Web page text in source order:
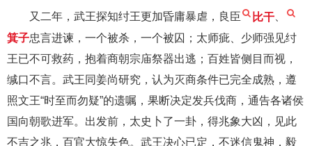
又二年，武王探知纣王更加昏庸暴虐，良臣 比干、
箕子忠言进谏，一个被杀，一个被囚；太师疵、少师强见纣
王已不可救药，抱着商朝宗庙祭器出逃；百姓皆侧目而视，
缄口不言。武王同姜尚研究，认为灭商条件已完全成熟，遵
照文王“时至而勿疑”的遗嘱，果断决定发兵伐商，通告各诸侯
国向朝歌进军。出发前，太史卜了一卦，得兆象大凶，见此
不吉之兆，百官大惊失色。武王决心已定，不迷信鬼神，毅